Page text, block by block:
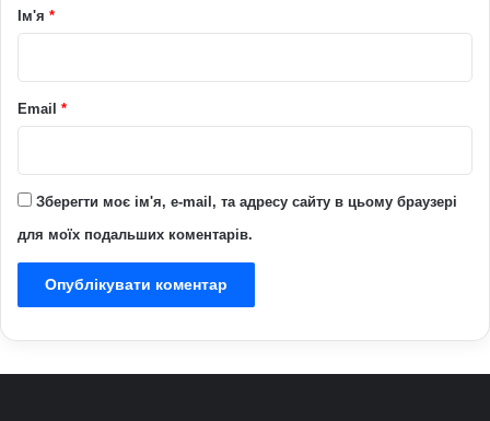
рІм'я *
Email *
Зберегти моє ім'я, e-mail, та адресу сайту в цьому браузері
для моїх подальших коментарів.